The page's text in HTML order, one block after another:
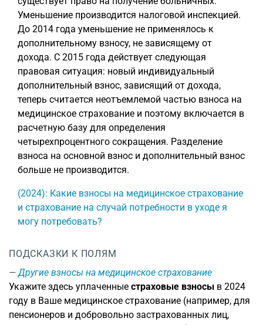
Уменьшение производится налоговой инспекцией.
До 2014 года уменьшение не применялось к
дополнительному взносу, не зависящему от
дохода. С 2015 года действует следующая
правовая ситуация: новый индивидуальный
дополнительный взнос, зависящий от дохода,
теперь считается неотъемлемой частью взноса на
медицинское страхование и поэтому включается в
расчетную базу для определения
четырехпроцентного сокращения. Разделение
взноса на основной взнос и дополнительный взнос
больше не производится.
(2024): Какие взносы на медицинское страхование
и страхование на случай потребности в уходе я
могу потребовать?
ПОДСКАЗКИ К ПОЛЯМ
Другие взносы на медицинское страхование
Укажите здесь уплаченные страховые взносы в 2024
году в Ваше медицинское страхование (например, для
пенсионеров и добровольно застрахованных лиц,